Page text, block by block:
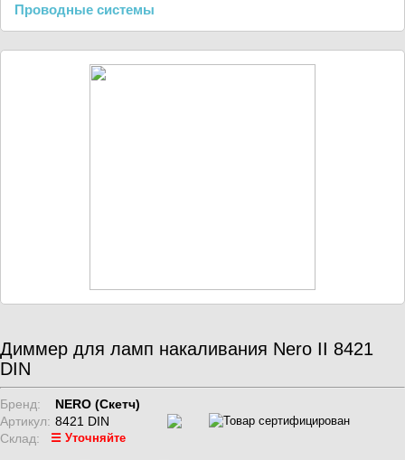
Проводные системы
Диммер для ламп накаливания Nero II 8421
DIN
Бренд:
NERO (Скетч)
Артикул: 8421 DIN
Склад:
☰ Уточняйте